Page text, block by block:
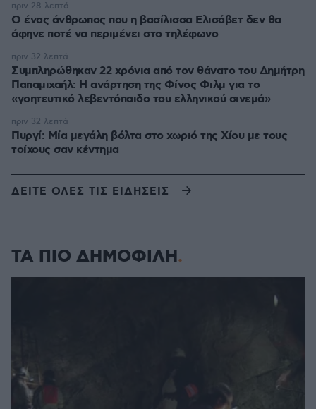
Ο ένας άνθρωπος που η βασίλισσα Ελισάβετ δεν θα
άφηνε ποτέ να περιμένει στο τηλέφωνο
πριν 28 λεπτά
Συμπληρώθηκαν 22 χρόνια από τον θάνατο του Δημήτρη
Παπαμιχαήλ: Η ανάρτηση της Φίνος Φιλμ για το
«γοητευτικό λεβεντόπαιδο του ελληνικού σινεμά»
πριν 32 λεπτά
Πυργί: Mία μεγάλη βόλτα στο χωριό της Χίου με τους
τοίχους σαν κέντημα
πριν 32 λεπτά
ΔΕΙΤΕ ΟΛΕΣ ΤΙΣ ΕΙΔΗΣΕΙΣ
ΤΑ ΠΙΟ ΔΗΜΟΦΙΛΗ